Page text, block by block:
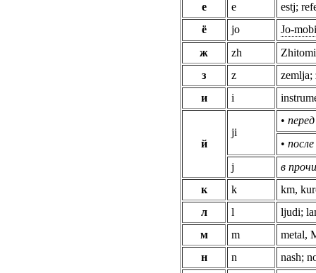
е
e
estj;
ё
jo
Jo-
ж
zh
з
z
zemlja;
и
i
й
ji
•
•
j
в
к
k
km,
л
l
ljudi;
м
m
metal,
н
n
nash;